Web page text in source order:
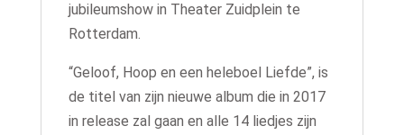
jubileumshow in Theater Zuidplein te
Rotterdam.
“Geloof, Hoop en een heleboel Liefde”, is
de titel van zijn nieuwe album die in 2017
in release zal gaan en alle 14 liedjes zijn